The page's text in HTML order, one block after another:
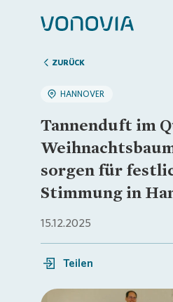
Zuhause finden
Mein Zuhause
Meine Stadt
ZURÜCK
HANNOVER
Tannenduft im
sorgen für
Stimmung in
15.12.2025
Teilen